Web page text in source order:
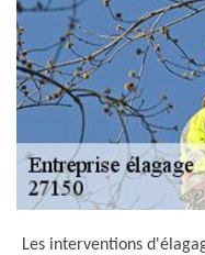
Les interventions